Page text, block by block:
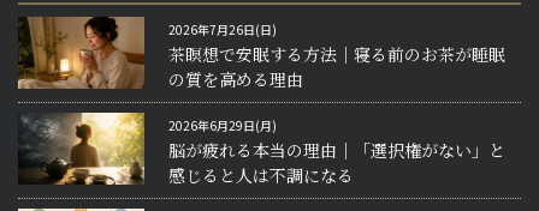
2026年7月26日(日)
茶瞑想で安眠する方法｜寝る前のお茶が睡眠
の質を高める理由
2026年6月29日(月)
脳が疲れる本当の理由｜「選択権がない」と
感じると人は不調になる